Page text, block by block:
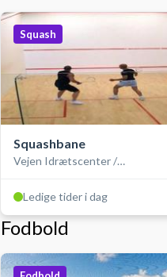
Squash
Squashbane
Vejen Idrætscenter /
Ledige tider i dag
Fodbold